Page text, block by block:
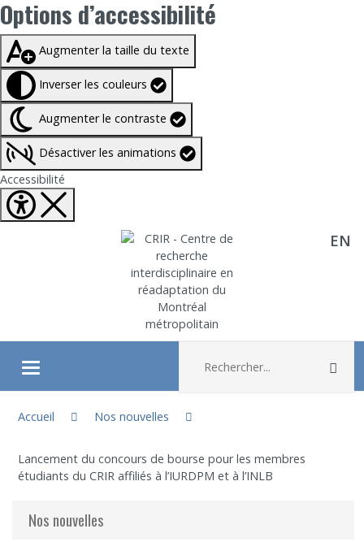
Options d’accessibilité
Taille du texte à100%
Augmenter la taille du texte
Inverser les couleurs
Augmenter le contraste
Désactiver les animations
Accessibilité
Aller directement au contenu EN
Ouvrir/fermer le menu
À propos
Recherche
Accueil
Nos nouvelles
Lancement du concours de bourse pour les membres
étudiants du CRIR affiliés à l’IURDPM et à l’INLB
Nos nouvelles